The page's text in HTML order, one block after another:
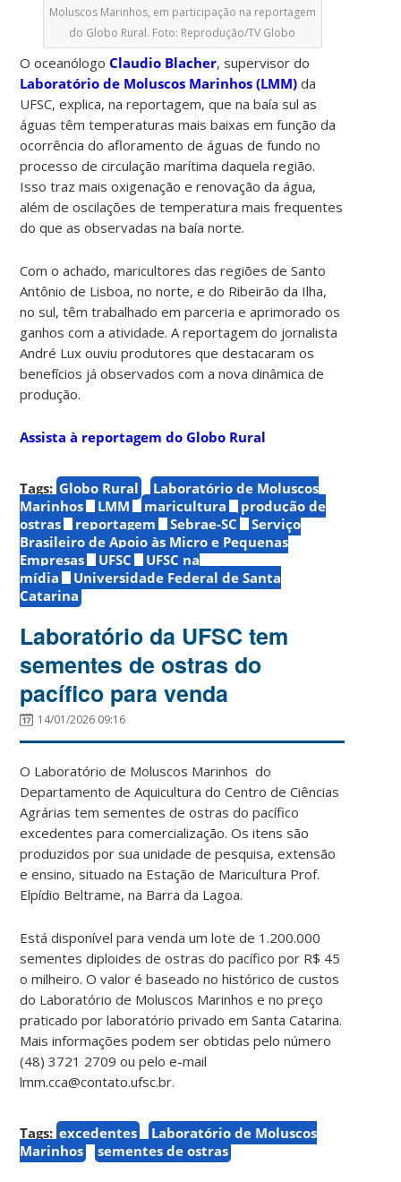
Moluscos Marinhos, em participação na reportagem
do Globo Rural. Foto: Reprodução/TV Globo
O oceanólogoClaudio Blacher, supervisor do
Laboratório de Moluscos Marinhos (LMM) da
UFSC, explica, na reportagem, que na baía sul as
águas têm temperaturas mais baixas em função da
ocorrência do afloramento de águas de fundo no
processo de circulação marítima daquela região.
Isso traz mais oxigenação e renovação da água,
além de oscilações de temperatura mais frequentes
do que as observadas na baía norte.
Com o achado, maricultores das regiões de Santo
Antônio de Lisboa, no norte, e do Ribeirão da Ilha,
no sul, têm trabalhado em parceria e aprimorado os
ganhos com a atividade. A reportagem do jornalista
André Lux ouviu produtores que destacaram os
benefícios já observados com a nova dinâmica de
produção.
Assista à reportagem do Globo Rural
Tags: Globo Rural
Laboratório de Moluscos
Marinhos
LMM maricultura
produção de
ostras
reportagem Sebrae-SC
Serviço
Brasileiro de Apoio às Micro e Pequenas
Empresas
UFSC
UFSC na
mídia
Universidade Federal de Santa
Catarina
Laboratório da UFSC tem
sementes de ostras do
pacífico para venda
14/01/2026 09:16
O Laboratório de Moluscos Marinhos do
Departamento de Aquicultura do Centro de Ciências
Agrárias tem sementes de ostras do pacífico
excedentes para comercialização. Os itens são
produzidos por sua unidade de pesquisa, extensão
e ensino, situado na Estação de Maricultura Prof.
Elpídio Beltrame, na Barra da Lagoa.
Está disponível para venda um lote de 1.200.000
sementes diploides de ostras do pacífico por R$ 45
o milheiro. O valor é baseado no histórico de custos
do Laboratório de Moluscos Marinhos e no preço
praticado por laboratório privado em Santa Catarina.
Mais informações podem ser obtidas pelo número
(48) 3721 2709 ou pelo e-mail
lmm.cca@contato.ufsc.br.
Tags: excedentes
Laboratório de Moluscos
Marinhos
sementes de ostras